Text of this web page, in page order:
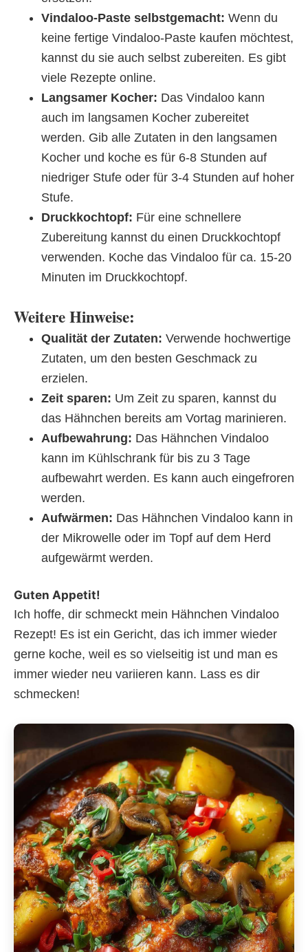
Vindaloo-Paste selbstgemacht: Wenn du
keine fertige Vindaloo-Paste kaufen möchtest,
kannst du sie auch selbst zubereiten. Es gibt
viele Rezepte online.
Langsamer Kocher: Das Vindaloo kann
auch im langsamen Kocher zubereitet
werden. Gib alle Zutaten in den langsamen
Kocher und koche es für 6-8 Stunden auf
niedriger Stufe oder für 3-4 Stunden auf hoher
Stufe.
Druckkochtopf: Für eine schnellere
Zubereitung kannst du einen Druckkochtopf
verwenden. Koche das Vindaloo für ca. 15-20
Minuten im Druckkochtopf.
Weitere Hinweise:
Qualität der Zutaten: Verwende hochwertige
Zutaten, um den besten Geschmack zu
erzielen.
Zeit sparen: Um Zeit zu sparen, kannst du
das Hähnchen bereits am Vortag marinieren.
Aufbewahrung: Das Hähnchen Vindaloo
kann im Kühlschrank für bis zu 3 Tage
aufbewahrt werden. Es kann auch eingefroren
werden.
Aufwärmen: Das Hähnchen Vindaloo kann in
der Mikrowelle oder im Topf auf dem Herd
aufgewärmt werden.
Guten Appetit!
Ich hoffe, dir schmeckt mein Hähnchen Vindaloo
Rezept! Es ist ein Gericht, das ich immer wieder
gerne koche, weil es so vielseitig ist und man es
immer wieder neu variieren kann. Lass es dir
schmecken!